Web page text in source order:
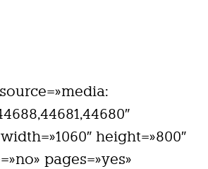
height=»800″
pages=»yes»